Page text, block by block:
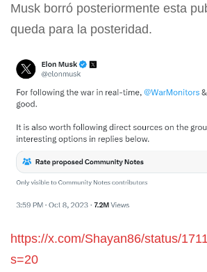
Musk borró posteriormente esta
queda para la posteridad.
https://x.com/Shayan86/status/
s=20